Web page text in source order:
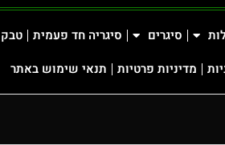
סיגרים סיגריה חד פעמית
מדיניות פרטיות תנאי שימוש באתר